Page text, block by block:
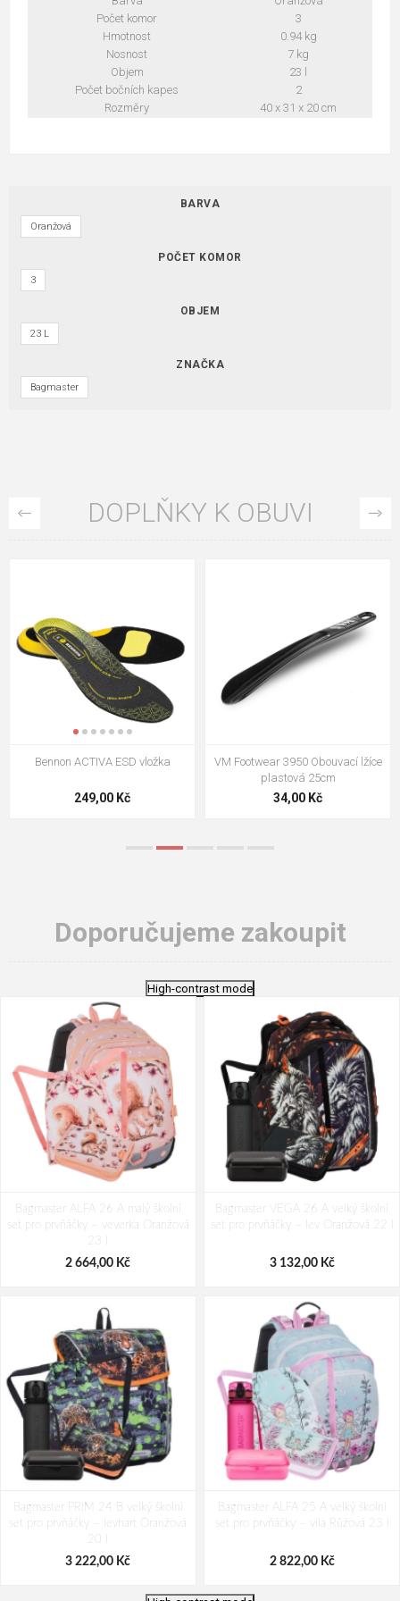
Počet komor
3
Hmotnost
0.94 kg
Nosnost
7 kg
Objem
23 l
Počet bočních kapes
2
Rozměry
40 x 31 x 20 cm
BARVA
Oranžová
POČET KOMOR
3
OBJEM
23 L
ZNAČKA
Bagmaster
DOPLŇKY K OBUVI
VM Footwear 3009 Vkládací stélka
124,00 Kč
VM Footwear 3102 Tkaničky
ploché
18,70 Kč
Doporučujeme zakoupit
High-contrast mode
Bagmaster ALFA 26 A malý školní
set pro prvňáčky – veverka Oranžová
23 l
2 664,00 Kč
Bagmaster VEGA 26 A velký školní
set pro prvňáčky – lev Oranžová 22 l
3 132,00 Kč
Bagmaster PRIM 24 B velký školní
set pro prvňáčky – levhart Oranžová
20 l
3 222,00 Kč
Bagmaster ALFA 25 A velký školní
set pro prvňáčky – víla Růžová 23 l
2 822,00 Kč